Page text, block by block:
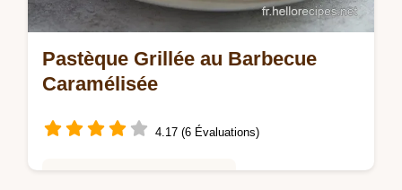
Pastèque Grillée au Barbecue
Caramélisée
4.17 (6 Évaluations)